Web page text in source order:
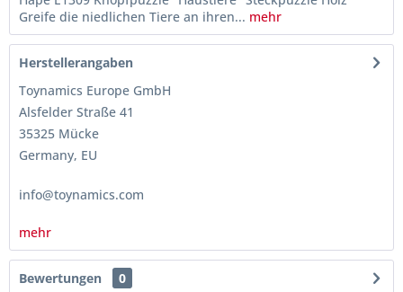
Greife die niedlichen Tiere an ihren... mehr
Herstellerangaben
Toynamics Europe GmbH
Alsfelder Straße 41
35325 Mücke
Germany, EU
info@toynamics.com
mehr
Bewertungen
0